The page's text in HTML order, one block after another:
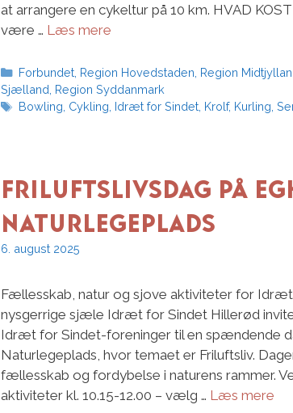
at arrangere en cykeltur på 10 km. HVAD
være … Læs mere
Kategorier
Forbundet, Region Hovedstaden Region
Sjælland Region Syddanmark
Tags
Bowling Cykling Idræt for Sindet, Krolf, Kurling
Friluftslivsdag på
Naturlegeplads
6. august 2025
Fællesskab, natur og sjove aktiviteter for
nysgerrige sjæle Idræt for Sindet Hillerød
Idræt for Sindet-foreninger til en spændende
Naturlegeplads, hvor temaet er Friluftsliv.
fællesskab og fordybelse i naturens rammer.
aktiviteter kl. 10.15-12.00 – vælg … Læs mere